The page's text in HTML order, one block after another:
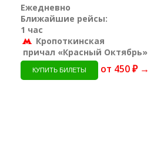
Ежедневно
Ближайшие рейсы:
1 час
Кропоткинская
причал «Красный Октябрь»
КУПИТЬ БИЛЕТЫ от 450 ₽ →